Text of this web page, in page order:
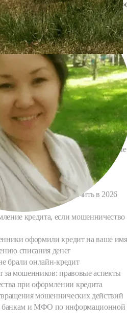
грамотности, Генеральный директор
кредит без вашего ведома?
взять кредит на ваше имя: основные
кредит по телефону
оформлен кредит
через eGov: как включить в 2026
кредита, если мошенничество
оформили кредит на ваше имя
списания денег
брали онлайн-кредит
за мошенников: правовые аспекты
при оформлении кредита
мошеннических действий
банкам и МФО по информационной